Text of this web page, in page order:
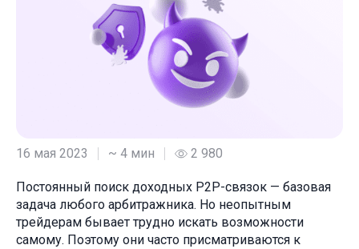
16 мая 2023 ~ 4 мин 2 980
Постоянный поиск доходных P2P-связок — базовая
задача любого арбитражника. Но неопытным
трейдерам бывает трудно искать возможности
самому. Поэтому они часто присматриваются к